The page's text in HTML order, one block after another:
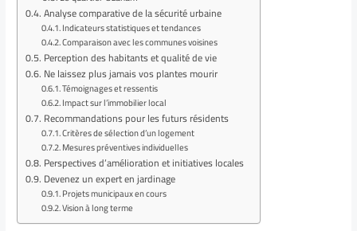
Analyse comparative de la sécurité urbaine
Indicateurs statistiques et tendances
Comparaison avec les communes voisines
Perception des habitants et qualité de vie
Ne laissez plus jamais vos plantes mourir
Témoignages et ressentis
Impact sur l’immobilier local
Recommandations pour les futurs résidents
Critères de sélection d’un logement
Mesures préventives individuelles
Perspectives d’amélioration et initiatives locales
Devenez un expert en jardinage
Projets municipaux en cours
Vision à long terme